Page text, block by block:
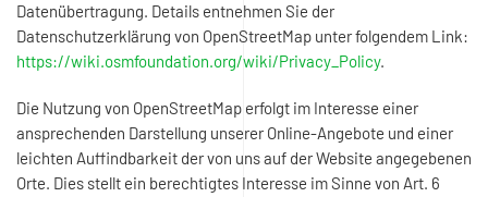
Datenübertragung. Details entnehmen Sie der
Datenschutzerklärung von OpenStreetMap unter folgendem Link:
https://wiki.osmfoundation.org/wiki/Privacy_Policy.
Die Nutzung von OpenStreetMap erfolgt im Interesse einer
ansprechenden Darstellung unserer Online-Angebote und einer
leichten Auffindbarkeit der von uns auf der Website angegebenen
Orte. Dies stellt ein berechtigtes Interesse im Sinne von Art. 6